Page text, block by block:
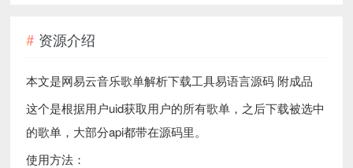
资源介绍
本文是网易云音乐歌单解析下载工具易语言源码 附成品
这个是根据用户uid获取用户的所有歌单，之后下载被选中
的歌单，大部分api都带在源码里。
使用方法：